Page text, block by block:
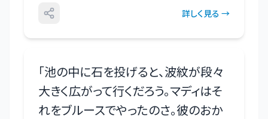
詳しく見る →
「池の中に石を投げると、波紋が段々
大きく広がって行くだろう。マディはそ
れをブルースでやったのさ。彼のおか